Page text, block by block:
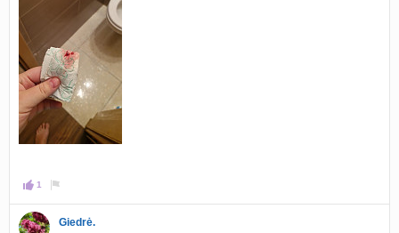
1
Giedrė.